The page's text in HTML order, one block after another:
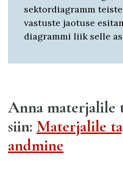
sektordiagramm
vastuste jaotuse
diagrammi liik selle
Anna materjalile
siin: Materjalile
andmine